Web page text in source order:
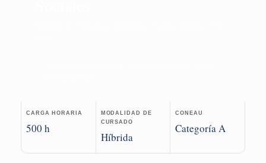
CARGA HORARIA
500 h
MODALIDAD DE
CURSADO
Híbrida
CONEAU
Categoría A